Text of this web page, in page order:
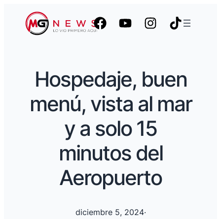
Hospedaje, buen
menú, vista al mar
y a solo 15
minutos del
Aeropuerto
diciembre 5, 2024·